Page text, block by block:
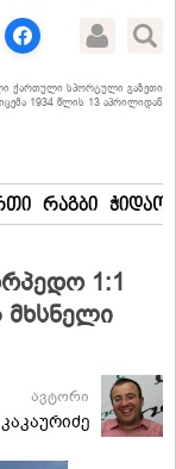
ქართული სპორტული გაზეთი
1934 წლის 13 აპრილიდან
რაგბი
1:1
მხსნელი
ავტორი